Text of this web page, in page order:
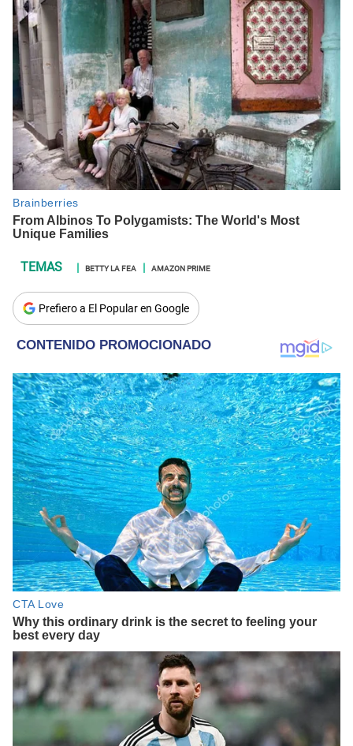
BETTY LA FEA AMAZON PRIME
Prefiero a El Popular en Google